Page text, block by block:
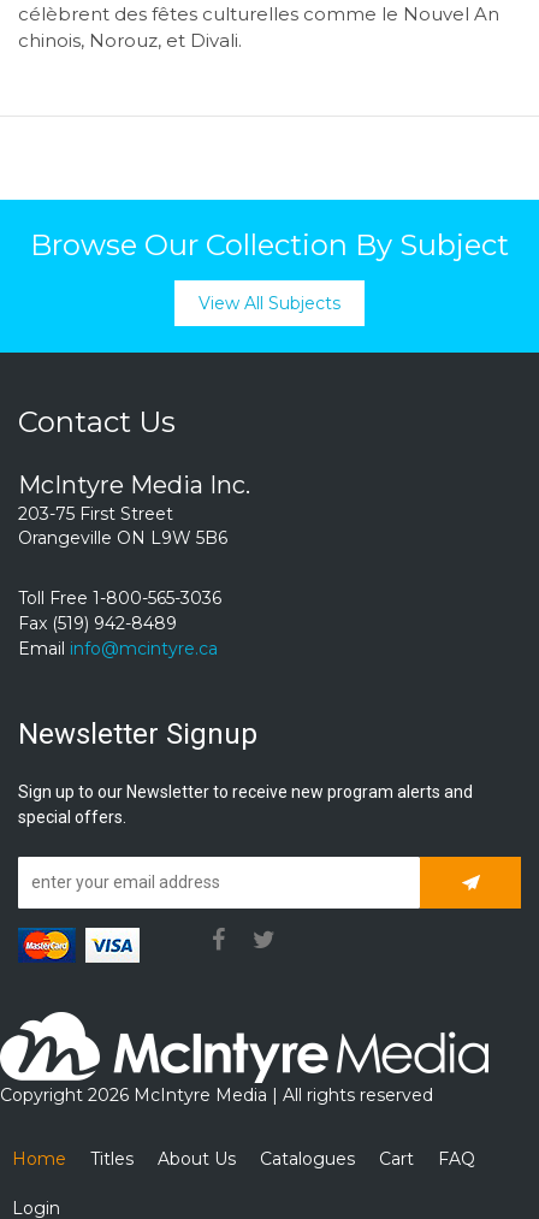
célèbrent des fêtes culturelles comme le Nouvel An
chinois, Norouz, et Divali.
Browse Our Collection By Subject
View All Subjects
Contact Us
McIntyre Media Inc.
203-75 First Street
Orangeville ON L9W 5B6
Toll Free 1-800-565-3036
Fax (519) 942-8489
Email info@mcintyre.ca
Newsletter Signup
Sign up to our Newsletter to receive new program alerts and
special offers.
Copyright 2026 McIntyre Media | All rights reserved
Home Titles About Us Catalogues Cart FAQ
Login